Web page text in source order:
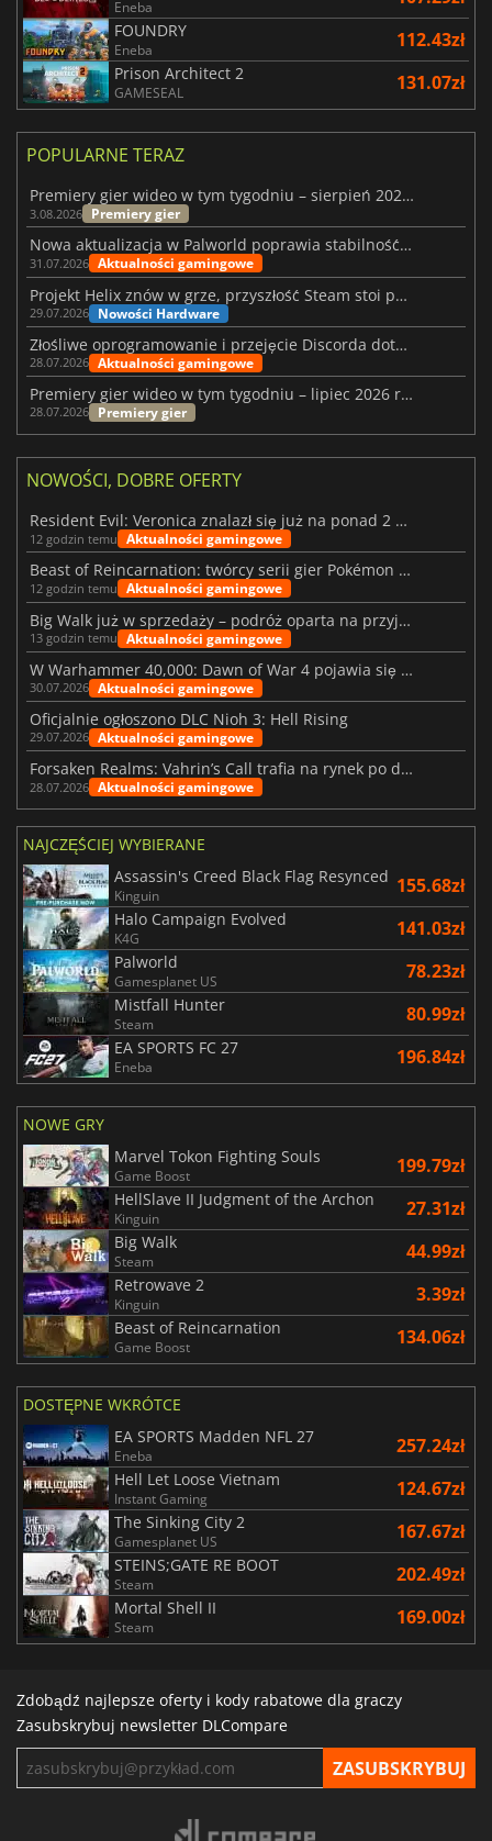
Eneba
FOUNDRY
Eneba 112.43zł
Prison Architect 2
GAMESEAL 131.07zł
POPULARNE TERAZ
Premiery gier wideo w tym tygodniu – sierpień 2026 r. (32. tydzień)
3.08.2026 Premiery gier
Nowa aktualizacja w Palworld poprawia stabilność Sunreach i walk z bossami
31.07.2026 Aktualności gamingowe
Projekt Helix znów w grze, przyszłość Steam stoi pod znakiem zapytania
29.07.2026 Nowości Hardware
Złośliwe oprogramowanie i przejęcie Discorda dotknęły Meccha Chameleon
28.07.2026 Aktualności gamingowe
Premiery gier wideo w tym tygodniu – lipiec 2026 r. (tydzień 31)
28.07.2026 Premiery gier
NOWOŚCI, DOBRE OFERTY
Resident Evil: Veronica znalazł się już na ponad 2 milionach list życzeń
12 godzin temu Aktualności gamingowe
Beast of Reincarnation: twórcy serii gier Pokémon wkraczają na nową ścieżkę
12 godzin temu Aktualności gamingowe
Big Walk już w sprzedaży – podróż oparta na przyjaźni
13 godzin temu Aktualności gamingowe
W Warhammer 40,000: Dawn of War 4 pojawia się frakcja Nekronów
30.07.2026 Aktualności gamingowe
Oficjalnie ogłoszono DLC Nioh 3: Hell Rising
29.07.2026 Aktualności gamingowe
Forsaken Realms: Vahrin’s Call trafia na rynek po dziesięciu latach prac
28.07.2026 Aktualności gamingowe
NAJCZĘŚCIEJ WYBIERANE
Assassin's Creed Black Flag Resynced
Kinguin 155.68zł
Halo Campaign Evolved
K4G 141.03zł
Palworld
Gamesplanet US 78.23zł
Mistfall Hunter
Steam 80.99zł
EA SPORTS FC 27
Eneba 196.84zł
NOWE GRY
Marvel Tokon Fighting Souls
Game Boost 199.79zł
HellSlave II Judgment of the Archon
Kinguin 27.31zł
Big Walk
Steam 44.99zł
Retrowave 2
Kinguin 3.39zł
Beast of Reincarnation
Game Boost 134.06zł
DOSTĘPNE WKRÓTCE
EA SPORTS Madden NFL 27
Eneba 257.24zł
Hell Let Loose Vietnam
Instant Gaming 124.67zł
The Sinking City 2
Gamesplanet US 167.67zł
STEINS;GATE RE BOOT
Steam 202.49zł
Mortal Shell II
Steam 169.00zł
Zdobądź najlepsze oferty i kody rabatowe dla graczy
Zasubskrybuj newsletter DLCompare